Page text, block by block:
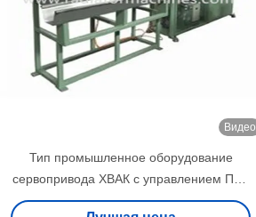
Видео
Тип промышленное оборудование
сервопривода ХВАК с управлением ПЛК
и экранным дисплеем касания